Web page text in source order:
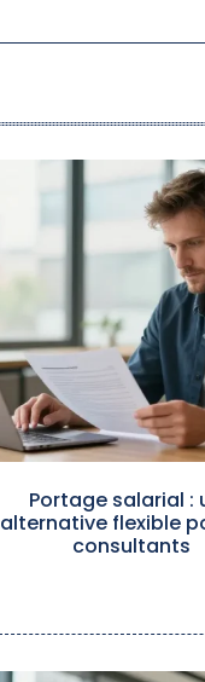
Portage salarial :
alternative flexible
consultants